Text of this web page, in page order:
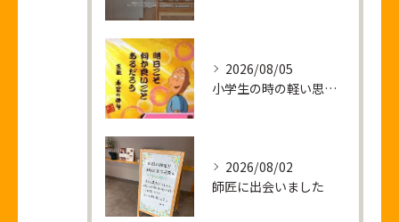
2026/08/05
小学生の時の軽い思い出話し
2026/08/02
師匠に出会いました